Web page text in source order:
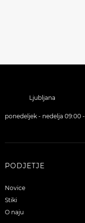
Ljubljana
ponedeljek - nedelja 09:00
PODJETJE
Novice
Stiki
O naju